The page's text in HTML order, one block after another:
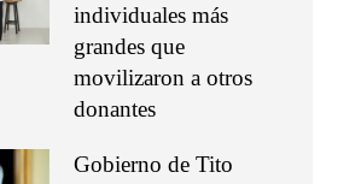
individuales más
grandes que
movilizaron a otros
donantes
Gobierno de Tito